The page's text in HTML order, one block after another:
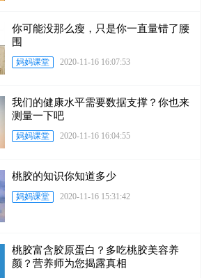
你可能没那么瘦，只是你一直量错了腰
围
妈妈课堂 2020-11-16 16:07:53
我们的健康水平需要数据支撑？你也来
测量一下吧
妈妈课堂 2020-11-16 16:04:55
桃胶的知识你知道多少
妈妈课堂 2020-11-16 15:31:42
桃胶富含胶原蛋白？多吃桃胶美容养
颜？营养师为您揭露真相